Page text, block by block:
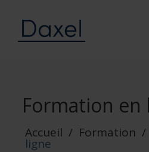
Formation en
Accueil / Formation /
ligne